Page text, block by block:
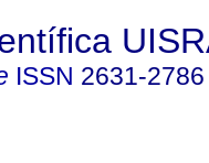
ISSN 2631-2786